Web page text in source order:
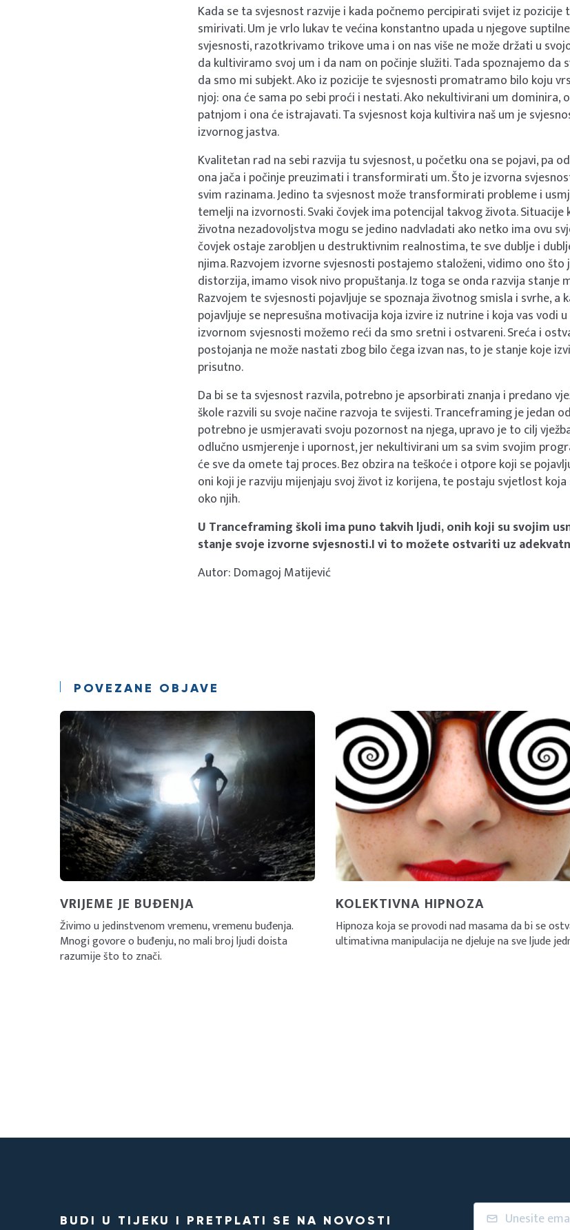
Kada se ta svjesnost razvije i kada počnemo percipirati svijet iz pozicije
smirivati. Um je vrlo lukav te većina konstantno upada u njegove
svjesnosti, razotkrivamo trikove uma i on nas više ne može držati u
da kultiviramo svoj um i da nam on počinje služiti. Tada spoznajemo da
da smo mi subjekt. Ako iz pozicije te svjesnosti promatramo bilo koju
njoj: ona će sama po sebi proći i nestati. Ako nekultivirani um dominira,
patnjom i ona će istrajavati. Ta svjesnost koja kultivira naš um je
izvornog jastva.
Kvalitetan rad na sebi razvija tu svjesnost, u početku ona se pojavi, pa
ona jača i počinje preuzimati i transformirati um. Što je izvorna
svim razinama. Jedino ta svjesnost može transformirati probleme i
temelji na izvornosti. Svaki čovjek ima potencijal takvog života. Situacije
životna nezadovoljstva mogu se jedino nadvladati ako netko ima ovu
čovjek ostaje zarobljen u destruktivnim realnostima, te sve dublje i
njima. Razvojem izvorne svjesnosti postajemo staloženi, vidimo ono što
distorzija, imamo visok nivo propuštanja. Iz toga se onda razvija stanje
Razvojem te svjesnosti pojavljuje se spoznaja životnog smisla i svrhe, a
pojavljuje se nepresušna motivacija koja izvire iz nutrine i koja vas vodi
izvornom svjesnosti možemo reći da smo sretni i ostvareni. Sreća i
postojanja ne može nastati zbog bilo čega izvan nas, to je stanje koje
prisutno.
Da bi se ta svjesnost razvila, potrebno je apsorbirati znanja i predano
škole razvili su svoje načine razvoja te svijesti. Tranceframing je jedan
potrebno je usmjeravati svoju pozornost na njega, upravo je to cilj
odlučno usmjerenje i upornost, jer nekultivirani um sa svim svojim
će sve da omete taj proces. Bez obzira na teškoće i otpore koji se
oni koji je razviju mijenjaju svoj život iz korijena, te postaju svjetlost
oko njih.
U Tranceframing školi ima puno takvih ljudi, onih koji su svojim
stanje svoje izvorne svjesnosti.I vi to možete ostvariti uz
Autor: Domagoj Matijević
POVEZANE OBJAVE
VRIJEME JE BUĐENJA
Živimo u jedinstvenom vremenu, vremenu buđenja.
Mnogi govore o buđenju, no mali broj ljudi doista
razumije što to znači.
KOLEKTIVNA HIPNOZA
Hipnoza koja se provodi nad masama da bi se
ultimativna manipulacija ne djeluje na sve ljude
BUDI U TIJEKU I PRETPLATI SE NA NOVOSTI